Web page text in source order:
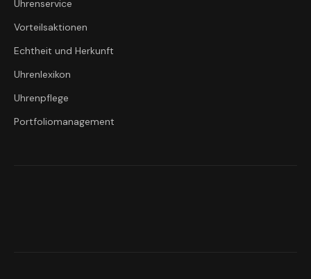
Uhrenservice
Vorteilsaktionen
Echtheit und Herkunft
Uhrenlexikon
Uhrenpflege
Portfoliomanagement